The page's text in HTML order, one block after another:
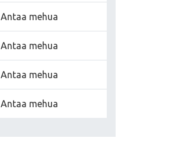
Antaa mehua
Antaa mehua
Antaa mehua
Antaa mehua